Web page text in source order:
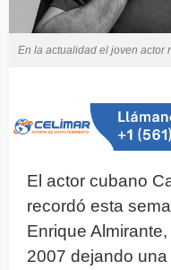
En la actualidad el joven actor
El actor cubano
recordó esta
Enrique
2007 dejando